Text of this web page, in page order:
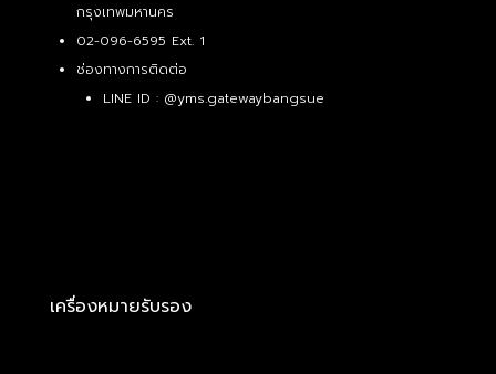
กรุงเทพมหานคร
02-096-6595 Ext. 1
ช่องทางการติดต่อ
LINE ID : @yms.gatewaybangsue
เครื่องหมายรับรอง